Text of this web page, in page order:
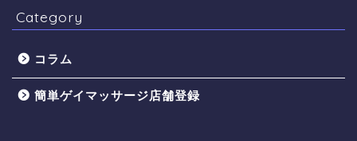
Category
コラム
簡単ゲイマッサージ店舗登録